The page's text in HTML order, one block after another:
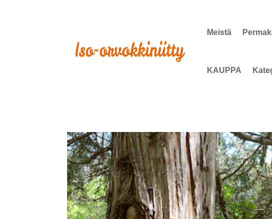
Meistä
KAUPPA